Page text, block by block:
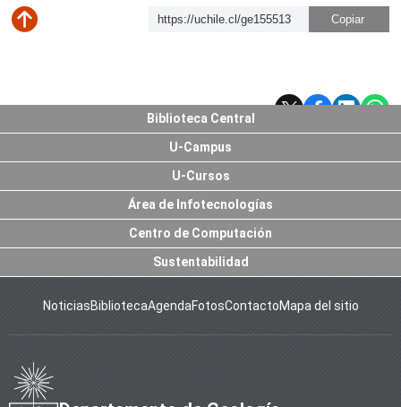
https://uchile.cl/ge155513
Biblioteca Central
U-Campus
U-Cursos
Área de Infotecnologías
Centro de Computación
Sustentabilidad
NoticiasBibliotecaAgendaFotosContactoMapa del sitio